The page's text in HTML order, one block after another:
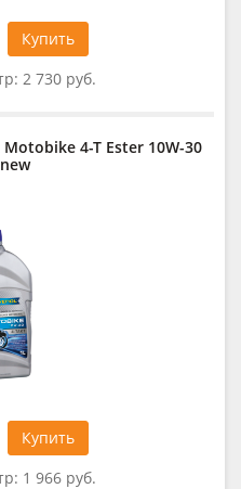
Купить
2 730 руб.
4-T Ester 10W-30
Купить
1 966 руб.